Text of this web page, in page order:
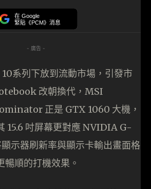
在 Google
緊貼《PCM》消息
- 廣告 -
系列下放到流動市場，引發市
改朝換代，MSI
正是 GTX 1060 大機，
15.6 吋屏幕更對應 NVIDIA G-
示器刷新率與顯示卡輸出畫面格
順的打機效果。